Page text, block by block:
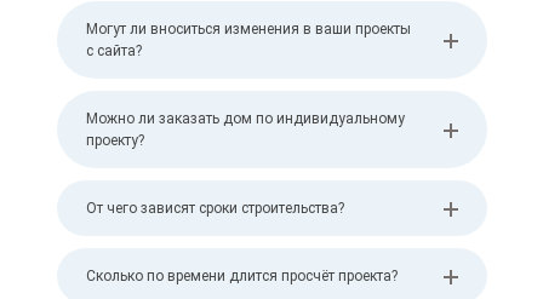
Могут ли вноситься изменения в ваши проекты
с сайта?
Можно ли заказать дом по индивидуальному
проекту?
От чего зависят сроки строительства?
Сколько по времени длится просчёт проекта?